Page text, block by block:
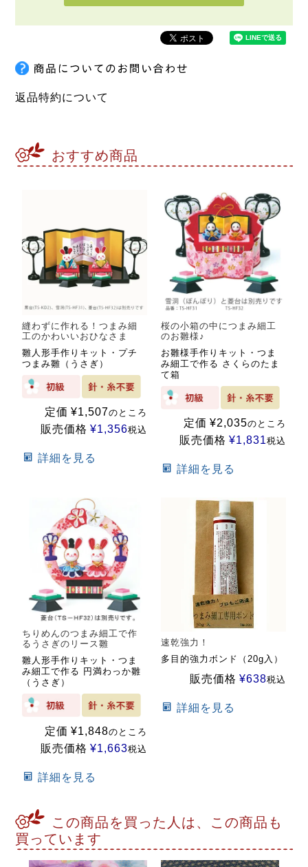
返品特約について
おすすめ商品
縫わずに作れる！つまみ細
工のかわいいおひなさま
雛人形手作りキット・プチ
つまみ雛（うさぎ）
定価 ¥1,507のところ
販売価格 ¥1,356税込
詳細を見る
桜の小箱の中につまみ細工
のお雛様♪
お雛様手作りキット・つま
み細工で作る さくらのたま
て箱
定価 ¥2,035のところ
販売価格 ¥1,831税込
詳細を見る
ちりめんのつまみ細工で作
るうさぎのリース雛
雛人形手作りキット・つま
み細工で作る 円満わっか雛
（うさぎ）
定価 ¥1,848のところ
販売価格 ¥1,663税込
詳細を見る
速乾強力！
多目的強力ボンド（20g入）
販売価格 ¥638税込
詳細を見る
この商品を買った人は、この商品も
買っています